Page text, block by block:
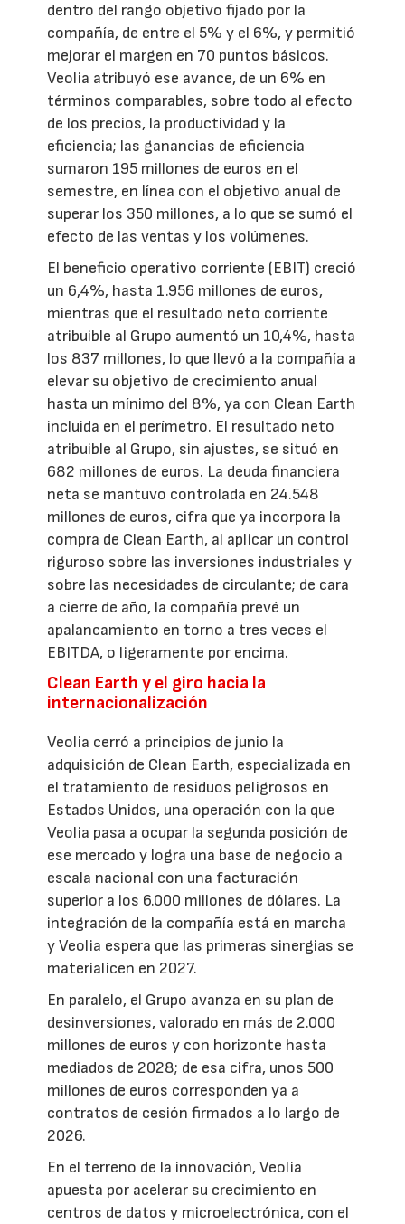
dentro del rango objetivo fijado por la
compañía, de entre el 5% y el 6%, y permitió
mejorar el margen en 70 puntos básicos.
Veolia atribuyó ese avance, de un 6% en
términos comparables, sobre todo al efecto
de los precios, la productividad y la
eficiencia; las ganancias de eficiencia
sumaron 195 millones de euros en el
semestre, en línea con el objetivo anual de
superar los 350 millones, a lo que se sumó el
efecto de las ventas y los volúmenes.
El beneficio operativo corriente (EBIT) creció
un 6,4%, hasta 1.956 millones de euros,
mientras que el resultado neto corriente
atribuible al Grupo aumentó un 10,4%, hasta
los 837 millones, lo que llevó a la compañía a
elevar su objetivo de crecimiento anual
hasta un mínimo del 8%, ya con Clean Earth
incluida en el perímetro. El resultado neto
atribuible al Grupo, sin ajustes, se situó en
682 millones de euros. La deuda financiera
neta se mantuvo controlada en 24.548
millones de euros, cifra que ya incorpora la
compra de Clean Earth, al aplicar un control
riguroso sobre las inversiones industriales y
sobre las necesidades de circulante; de cara
a cierre de año, la compañía prevé un
apalancamiento en torno a tres veces el
EBITDA, o ligeramente por encima.
Clean Earth y el giro hacia la
internacionalización
Veolia cerró a principios de junio la
adquisición de Clean Earth, especializada en
el tratamiento de residuos peligrosos en
Estados Unidos, una operación con la que
Veolia pasa a ocupar la segunda posición de
ese mercado y logra una base de negocio a
escala nacional con una facturación
superior a los 6.000 millones de dólares. La
integración de la compañía está en marcha
y Veolia espera que las primeras sinergias se
materialicen en 2027.
En paralelo, el Grupo avanza en su plan de
desinversiones, valorado en más de 2.000
millones de euros y con horizonte hasta
mediados de 2028; de esa cifra, unos 500
millones de euros corresponden ya a
contratos de cesión firmados a lo largo de
2026.
En el terreno de la innovación, Veolia
apuesta por acelerar su crecimiento en
centros de datos y microelectrónica, con el